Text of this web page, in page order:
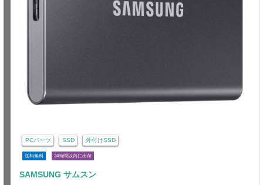
PCパーツ SSD 外付けSSD
送料無料 24時間以内に出荷
SAMSUNG サムスン